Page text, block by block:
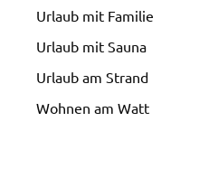
Urlaub mit Familie
Urlaub mit Sauna
Urlaub am Strand
Wohnen am Watt